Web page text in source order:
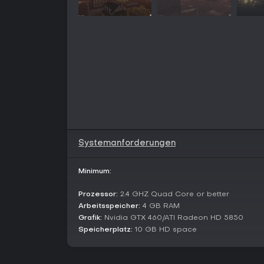
Systemanforderungen
Minimum:
Prozessor: 2.4 GHZ Quad Core or better
Arbeitsspeicher: 4 GB RAM
Grafik: Nvidia GTX 460/ATI Radeon HD 5850
Speicherplatz: 10 GB HD space